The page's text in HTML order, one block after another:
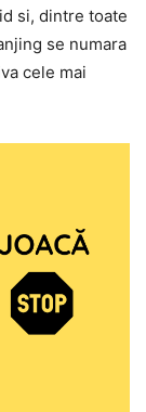
si, dintre toate
se numara
cele mai